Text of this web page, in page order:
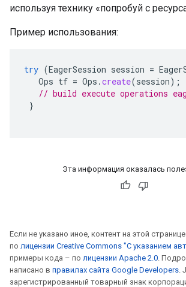
используя технику «попробуй с
Пример использования:
try (EagerSession session =
Ops tf = Ops .create(session);
// build execute operations
}
Эта информация оказалась
Если не указано иное, контент на этой
по лицензии Creative Commons "С указанием
примеры кода – по лицензии Apache 2.0.
написано в правилах сайта Google Developers.
зарегистрированный товарный знак